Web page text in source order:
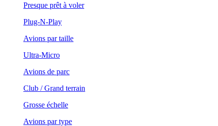
Presque prêt à voler
Plug-N-Play
Avions par taille
Ultra-Micro
Avions de parc
Club / Grand terrain
Grosse échelle
Avions par type